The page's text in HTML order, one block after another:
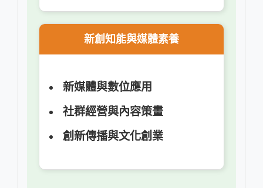
新創知能與媒體素養
新媒體與數位應用
社群經營與內容策畫
創新傳播與文化創業